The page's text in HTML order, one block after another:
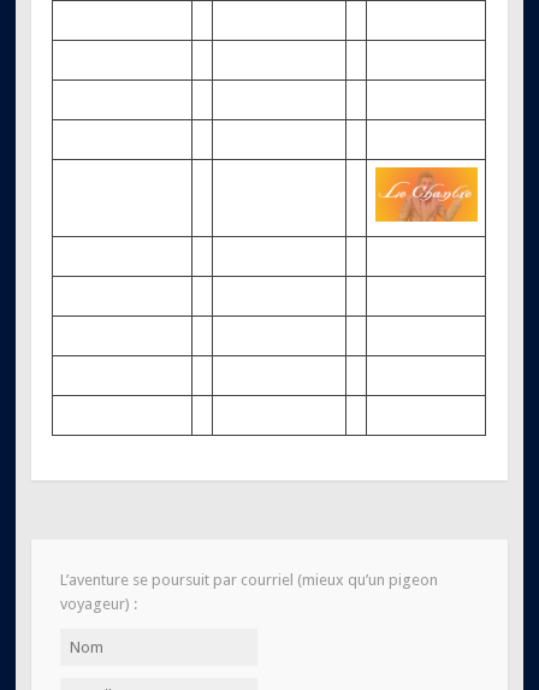
L’aventure se poursuit par courriel (mieux qu’un pigeon
voyageur) :